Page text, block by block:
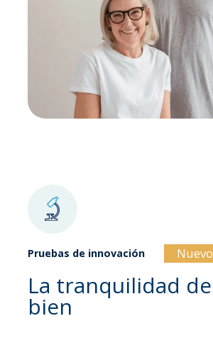
Pruebas de innovación Nuevo
La tranquilidad
bien